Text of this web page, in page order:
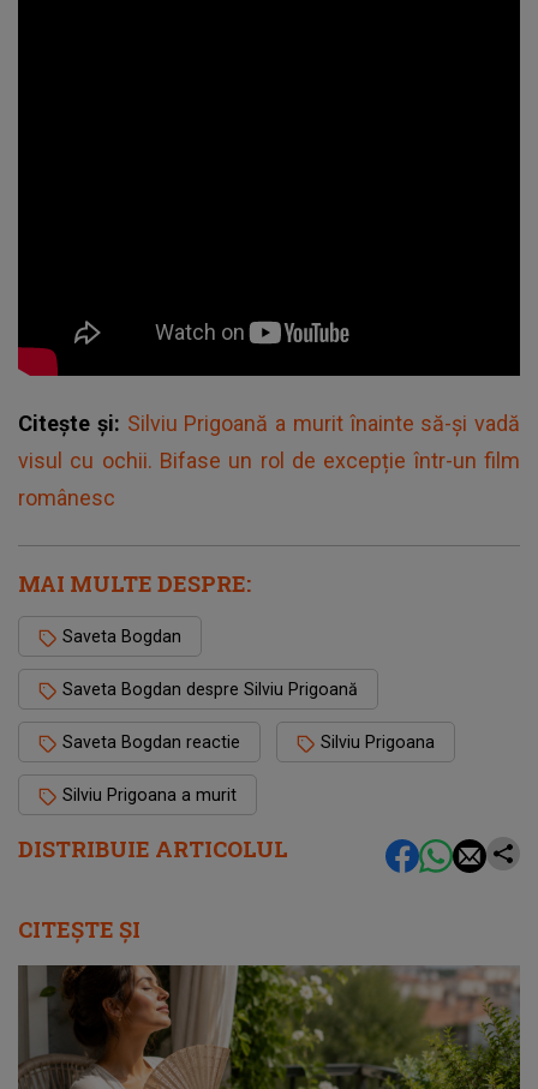
DISTRIBUIE ARTICOLUL
Citește și: Silviu Prigoană a murit înainte să-și vadă
visul cu ochii. Bifase un rol de excepție într-un film
românesc
MAI MULTE DESPRE:
Saveta Bogdan
Saveta Bogdan despre Silviu Prigoană
Saveta Bogdan reactie Silviu Prigoana
Silviu Prigoana a murit
CITEȘTE ȘI